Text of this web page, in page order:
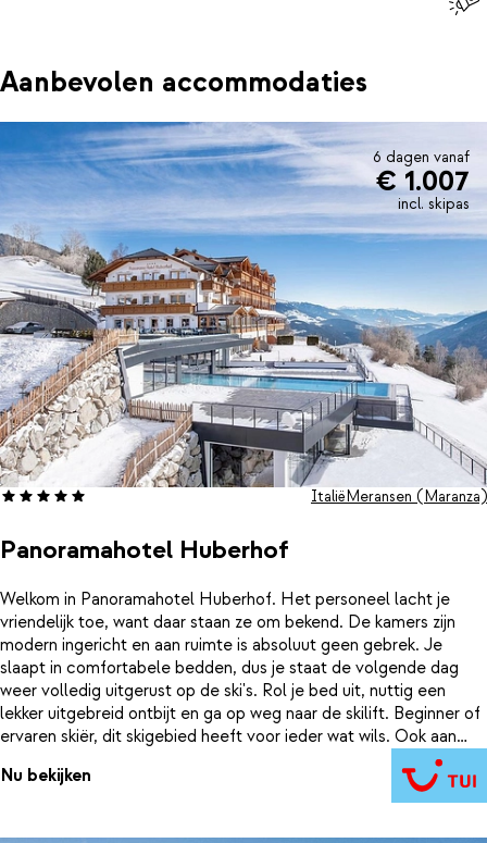
Aanbevolen accommodaties
6 dagen vanaf
€ 1.007
incl. skipas
Panoramahotel Huberhof
ItaliëMeransen (Maranza)
Welkom in Panoramahotel Huberhof. Het personeel lacht je
vriendelijk toe, want daar staan ze om bekend. De kamers zijn
modern ingericht en aan ruimte is absoluut geen gebrek. Je
slaapt in comfortabele bedden, dus je staat de volgende dag
weer volledig uitgerust op de ski's. Rol je bed uit, nuttig een
lekker uitgebreid ontbijt en ga op weg naar de skilift. Beginner of
ervaren skiër, dit skigebied heeft voor ieder wat wils. Ook aan
tafel zal het je aan niets ontbreken. Wie overdag flink in de
benen gaat, lust tenslotte wel wat lekkers. Een uitgebreid en
heerlijk 4-gangen keuzemenu staat 's avonds op je te wachten.
Nu bekijken